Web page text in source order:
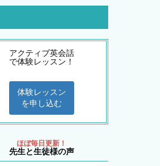
アクティブ英会話
で体験レッスン！
体験レッスン
を申し込む
ほぼ毎日更新！
先生と生徒様の声